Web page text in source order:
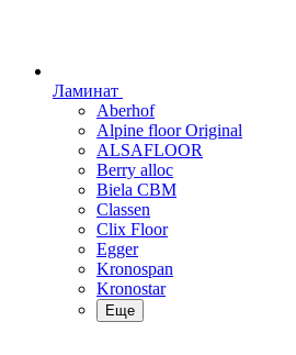
Ламинат
Aberhof
Alpine floor Original
ALSAFLOOR
Berry alloc
Biela CBM
Classen
Clix Floor
Egger
Kronospan
Kronostar
Еще